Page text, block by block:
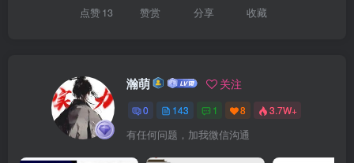
点赞13 赞赏 分享 收藏
瀚萌 关注
0 143 1 8 3.7W+
有任何问题，加我微信沟通